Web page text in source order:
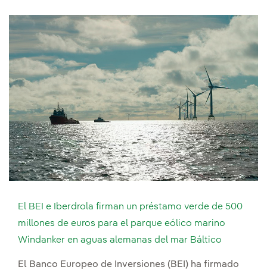
El BEI e Iberdrola firman un préstamo verde de 500
millones de euros para el parque eólico marino
Windanker en aguas alemanas del mar Báltico
El Banco Europeo de Inversiones (BEI) ha firmado